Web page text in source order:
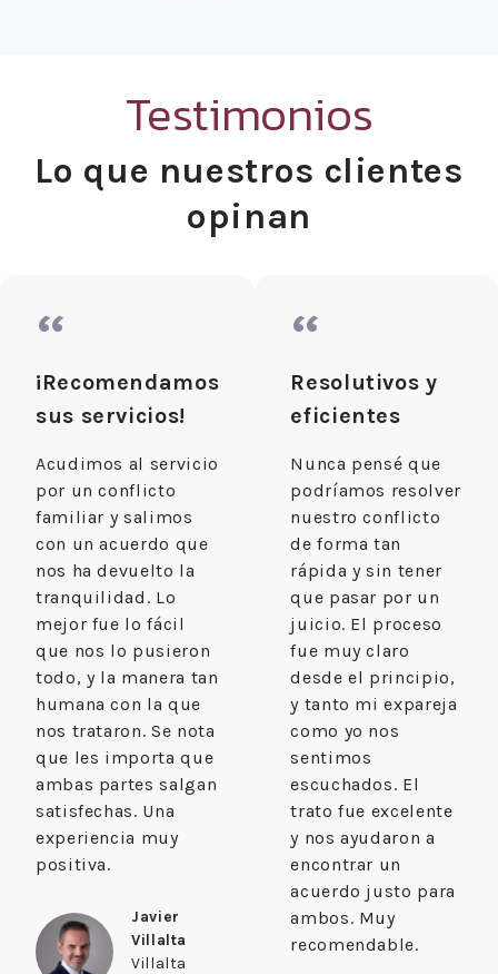
Testimonios
Lo que nuestros clientes
opinan
“
¡Recomendamos
sus servicios!
Acudimos al servicio
por un conflicto
familiar y salimos
con un acuerdo que
nos ha devuelto la
tranquilidad. Lo
mejor fue lo fácil
que nos lo pusieron
todo, y la manera tan
humana con la que
nos trataron. Se nota
que les importa que
ambas partes salgan
satisfechas. Una
experiencia muy
positiva.
Javier
Villalta
Villalta
“
Resolutivos y
eficientes
Nunca pensé que
podríamos resolver
nuestro conflicto
de forma tan
rápida y sin tener
que pasar por un
juicio. El proceso
fue muy claro
desde el principio,
y tanto mi expareja
como yo nos
sentimos
escuchados. El
trato fue excelente
y nos ayudaron a
encontrar un
acuerdo justo para
ambos. Muy
recomendable.